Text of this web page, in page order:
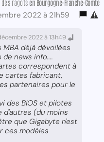
des ragots en Bourgogne-Franche-Comté
2022 à 21h59
2022 à 13h49
déjà dévoilées
de news info....
correspondent à
cartes fabricant,
partenaires pour le
des BIOS et pilotes
d'autres (du moins
que Gigabyte n'est
ces modèles